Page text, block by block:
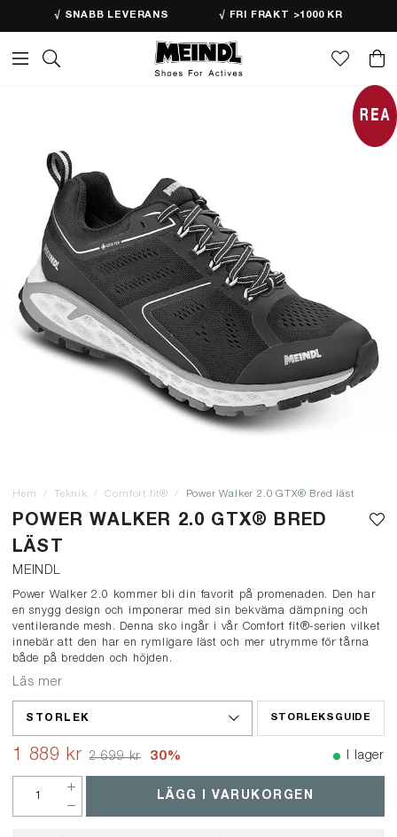
√ SNABB LEVERANS √ FRI FRAKT >1000 KR
Hem Teknik Comfort fit® Power Walker 2.0 GTX® Bred läst
POWER WALKER 2.0 GTX® BRED
LÄST
MEINDL
Power Walker 2.0 kommer bli din favorit på promenaden. Den har
en snygg design och imponerar med sin bekväma dämpning och
ventilerande mesh. Denna sko ingår i vår Comfort fit®-serien vilket
innebär att den har en rymligare läst och mer utrymme för tårna
både på bredden och höjden.
Läs mer
STORLEKSGUIDE
STORLEK
1 889 kr 2 699 kr 30% I lager
LÄGG I VARUKORGEN